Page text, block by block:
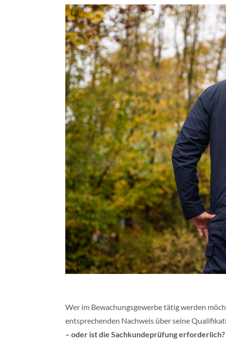
Wer im Bewachungsgewerbe tätig werden
entsprechenden Nachweis über seine
– oder ist die Sachkundeprüfung erforderlich?